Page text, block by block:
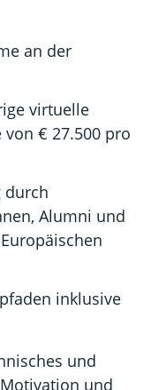
an der
virtuelle
€ 27.500 pro
durch
Alumni und
inklusive
und
und